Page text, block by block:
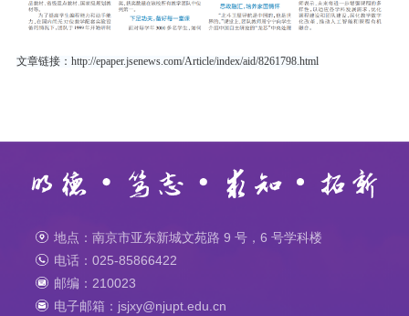
文章链接： http://epaper.jsenews.com/Article/index/aid/8261798.html
地点：南京市亚东新城文苑路 9 号，6 号学科楼
电话：025-85866422
邮编：210023
电子邮箱：jsjxy@njupt.edu.cn